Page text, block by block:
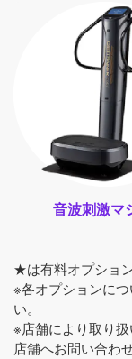
音波刺激マ
★は有料オプション
※各オプションに
い。
※店舗により取り
店舗へお問い合わ